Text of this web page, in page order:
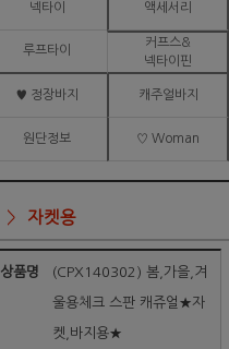
넥타이 액세서리
루프타이
커프스&
넥타이핀
♥ 정장바지 캐주얼바지
원단정보 ♡ Woman
자켓용
상품명 (CPX140302) 봄,가을,겨
울용체크 스판 캐쥬얼★자
켓,바지용★